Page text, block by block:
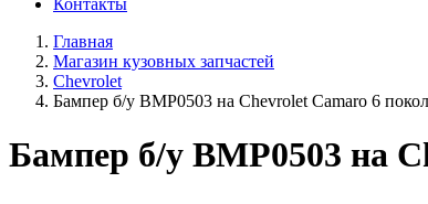
Контакты
Главная
Магазин кузовных запчастей
Chevrolet
Бампер б/у BMP0503 на Chevrolet Camaro 6
Бампер б/у BMP0503 на